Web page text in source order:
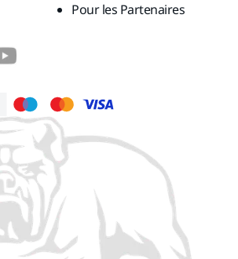
Pour les Partenaires